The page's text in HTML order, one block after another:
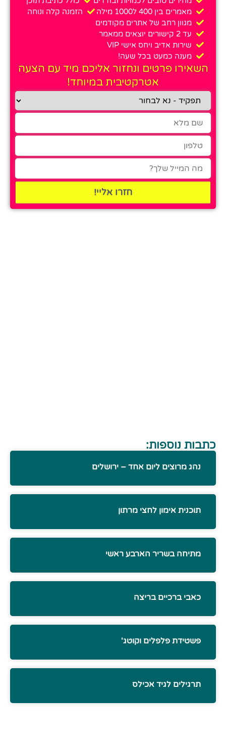
מאמרים בין 400 ל1000 מילה
הזמנה קלה ונוחה
מגוון רחב של אתרים מקודמים
עד 2 קישורים יוצאים ממאמר
שירות אדיב ויחס אישי VIP
מענה כמעט בכל שעה!
השאירו פרטים ונחזור אליכם מיד עם הצעה
אטרקטיבית במיוחד!
חזרו אליי!
כתבות נוספות:
נהג מרוצים ליום אחד – ירושלים
תוכנית אימון לחצי מרתון
מתיחה בשריר הארבע ראשי
כאבי ברכיים בריצה
פשטידת פלפלים וקוטג'
תרגילים לגיד אכילס